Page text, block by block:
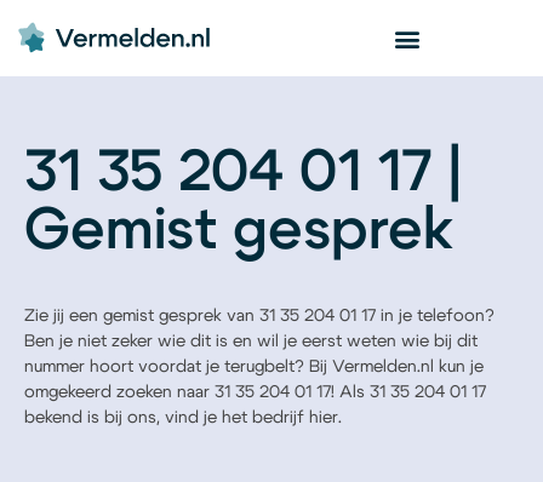
31 35 204 01 17 |
Gemist gesprek
Zie jij een gemist gesprek van 31 35 204 01 17 in je telefoon?
Ben je niet zeker wie dit is en wil je eerst weten wie bij dit
nummer hoort voordat je terugbelt? Bij Vermelden.nl kun je
omgekeerd zoeken naar 31 35 204 01 17! Als 31 35 204 01 17
bekend is bij ons, vind je het bedrijf hier.